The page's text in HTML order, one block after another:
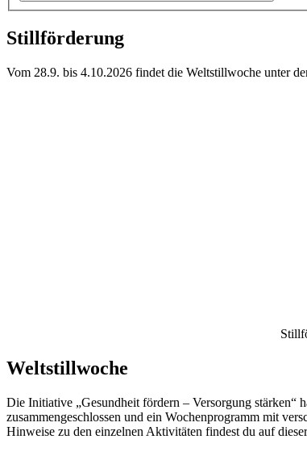
Stillförderung
Vom 28.9. bis 4.10.2026 findet die Weltstillwoche unter
Weltstillwoche
Die Initiative „Gesundheit fördern – Versorgung
zusammengeschlossen und ein Wochenprogramm mit
Hinweise zu den einzelnen Aktivitäten findest du auf